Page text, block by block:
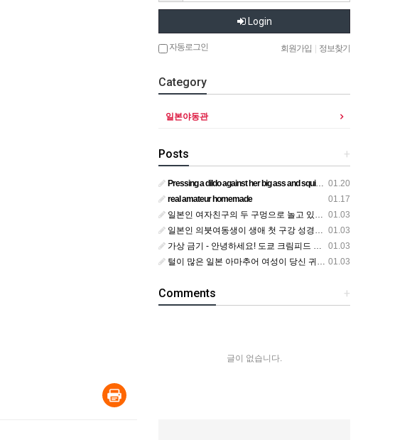
Login
자동로그인 회원가입 정보찾기
Category
일본야동관
+
Posts
01.20
Pressing a dildo against her big ass and squirting from below
01.17
real amateur homemade
01.03
일본인 여자친구의 두 구멍으로 놀고 있어요
01.03
일본인 의붓여동생이 생애 첫 구강 성경험을 공개하다
01.03
가상 금기 - 안녕하세요! 도쿄 크림피드 시엘에서
01.03
털이 많은 일본 아마추어 여성이 당신 귀에 대고 신음하며 자위합니다. 그녀가 오르가즘에 도달하는 모습을 보세요?
+
Comments
글이 없습니다.